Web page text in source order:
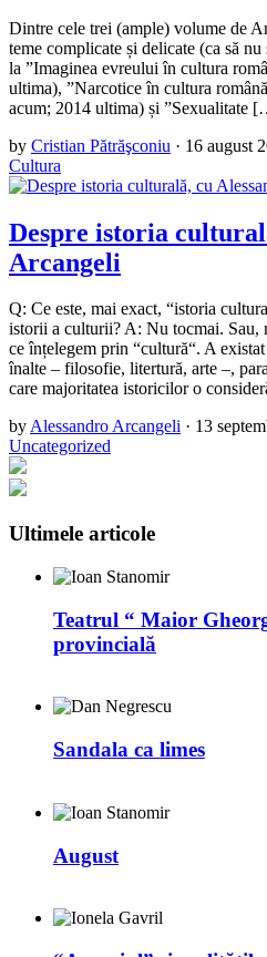
Dintre cele trei (ample) volume de
teme complicate și delicate (ca să
la ”Imaginea evreului în cultura
ultima), ”Narcotice în cultura
acum; 2014 ultima) și ”Sexualitate
by Cristian Pătrăşconiu · 16 august
Cultura
Despre istoria
Arcangeli
Q: Ce este, mai exact, “istoria
istorii a culturii? A: Nu tocmai. Sau,
ce înțelegem prin “cultură“. A
înalte – filosofie, litertură, arte –,
care majoritatea istoricilor o
byAlessandro Arcangeli · 13
Uncategorized
Ultimele articole
Teatrul “ Maior
provincială
Sandala ca limes
August